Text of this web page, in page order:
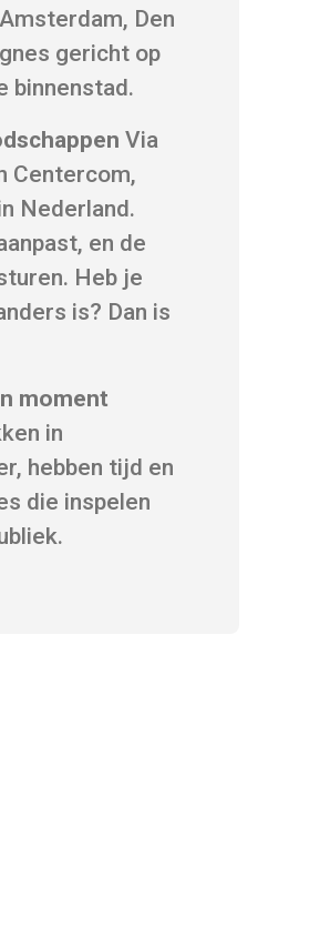
Den
gericht op
binnenstad.
Via
Centercom,
Nederland.
en de
Heb je
is? Dan is
moment
in
hebben tijd en
die inspelen